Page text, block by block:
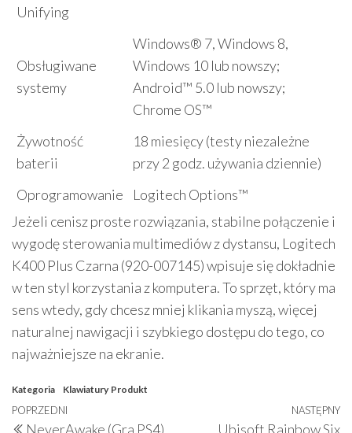
Unifying
Obsługiwane
systemy
Windows® 7, Windows 8,
Windows 10 lub nowszy;
Android™ 5.0 lub nowszy;
Chrome OS™
Żywotność
baterii
18 miesięcy (testy niezależne
przy 2 godz. używania dziennie)
Oprogramowanie
Logitech Options™
Jeżeli cenisz proste rozwiązania, stabilne połączenie i
wygodę sterowania multimediów z dystansu, Logitech
K400 Plus Czarna (920-007145) wpisuje się dokładnie
w ten styl korzystania z komputera. To sprzęt, który ma
sens wtedy, gdy chcesz mniej klikania myszą, więcej
naturalnej nawigacji i szybkiego dostępu do tego, co
najważniejsze na ekranie.
Kategoria Klawiatury Produkt
Nawigacja
Poprzedni
POPRZEDNI
NeverAwake (Gra PS4)
NASTĘPNY
Ubisoft Rainbow Six